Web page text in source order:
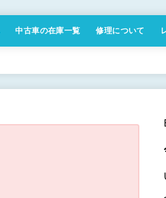
中古車の在庫一覧 修理について